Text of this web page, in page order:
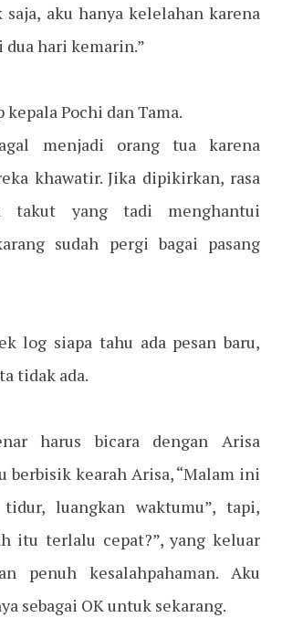
saja, aku hanya kelelahan karena
dua hari kemarin.”
kepala Pochi dan Tama.
menjadi orang tua karena
khawatir. Jika dipikirkan, rasa
takut yang tadi menghantui
sudah pergi bagai pasang
log siapa tahu ada pesan baru,
tidak ada.
harus bicara dengan Arisa
berbisik kearah Arisa, “Malam ini
luangkan waktumu”, tapi,
itu terlalu cepat?”, yang keluar
penuh kesalahpahaman. Aku
sebagai OK untuk sekarang.